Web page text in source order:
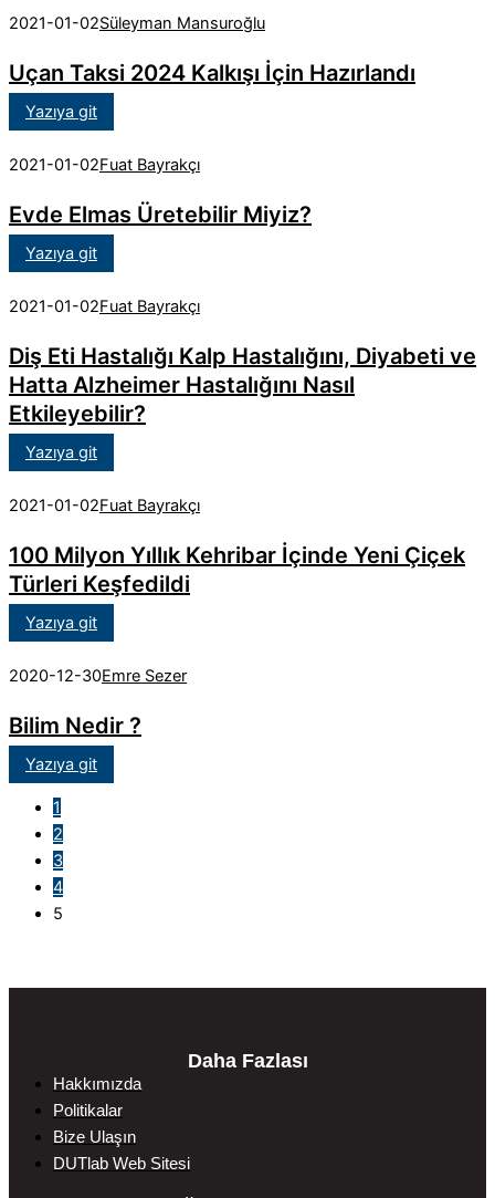
2021-01-02Süleyman Mansuroğlu
Uçan Taksi 2024 Kalkışı İçin Hazırlandı
Yazıya git
2021-01-02Fuat Bayrakçı
Evde Elmas Üretebilir Miyiz?
Yazıya git
2021-01-02Fuat Bayrakçı
Diş Eti Hastalığı Kalp Hastalığını, Diyabeti ve
Hatta Alzheimer Hastalığını Nasıl
Etkileyebilir?
Yazıya git
2021-01-02Fuat Bayrakçı
100 Milyon Yıllık Kehribar İçinde Yeni Çiçek
Türleri Keşfedildi
Yazıya git
2020-12-30Emre Sezer
Bilim Nedir ?
Yazıya git
1
2
3
4
5
Daha Fazlası
Hakkımızda
Politikalar
Bize Ulaşın
DUTlab Web Sitesi